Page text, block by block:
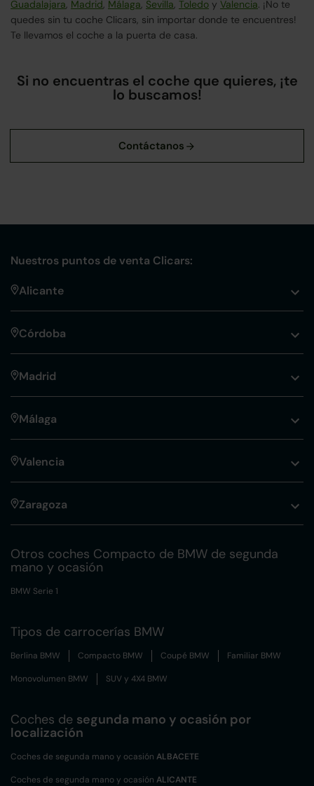
Guadalajara, Madrid, Málaga, Sevilla, Toledo y Valencia. ¡No te
quedes sin tu coche Clicars, sin importar donde te encuentres!
Te llevamos el coche a la puerta de casa.
Si no encuentras el coche que quieres, ¡te
lo buscamos!
Nuestros puntos de venta Clicars:
Alicante
Córdoba
Madrid
Málaga
Valencia
Zaragoza
Otros coches Compacto de BMW de segunda
mano y ocasión
BMW Serie 1
Tipos de carrocerías BMW
Berlina BMW Compacto BMW Coupé BMW Familiar BMW
Monovolumen BMW SUV y 4X4 BMW
Coches de segunda mano y ocasión por
localización
Coches de segunda mano y ocasión ALBACETE
Coches de segunda mano y ocasión ALICANTE